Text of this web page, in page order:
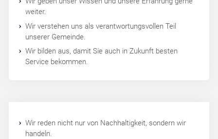
weiter.
Wir verstehen uns als verantwortungsvollen Teil
unserer Gemeinde.
Wir bilden aus, damit Sie auch in Zukunft besten
Service bekommen.
Wir reden nicht nur von Nachhaltigkeit, sondern wir
handeln.